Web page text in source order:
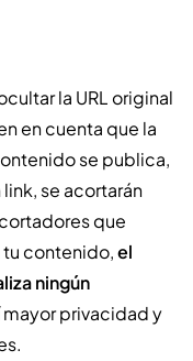
la URL original
en cuenta que la
se publica,
se acortarán
que
tu contenido,el
ningún
mayor privacidad y